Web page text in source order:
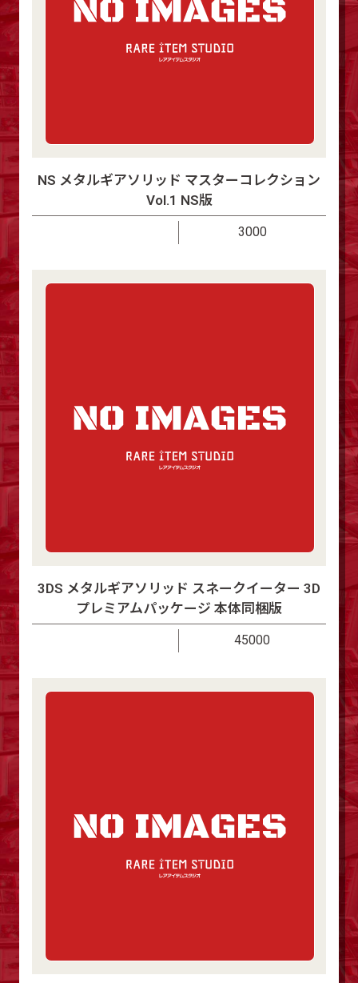
NS メタルギアソリッド マスターコレクション
Vol.1 NS版
3000
3DS メタルギアソリッド スネークイーター 3D
プレミアムパッケージ 本体同梱版
45000